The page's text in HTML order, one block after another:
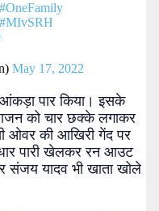
#OneFamily
#MIvSRH
May 17, 2022
पार किया। इसके
को चार छक्के लगाकर
ओवर की आखिरी गेंद पर
पारी खेलकर रन आउट
संजय यादव भी खाता खोले